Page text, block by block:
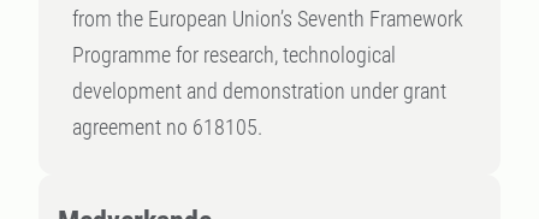
from the European Union’s Seventh Framework
Programme for research, technological
development and demonstration under grant
agreement no 618105.